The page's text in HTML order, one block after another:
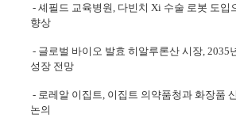
- 셰필드 교육병원, 다빈치 Xi 수술 로봇 도입
향상
- 글로벌 바이오 발효 히알루론산 시장, 2035
성장 전망
- 로레알 이집트, 이집트 의약품청과 화장품
논의